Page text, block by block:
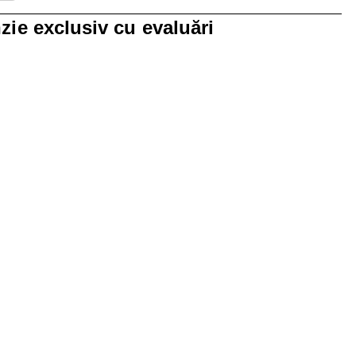
0 recenzii cu 1 stea.
exclusiv cu evaluări